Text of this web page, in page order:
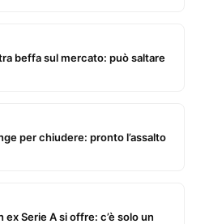
beffa sul mercato: può saltare
per chiudere: pronto l’assalto
Serie A si offre: c’è solo un